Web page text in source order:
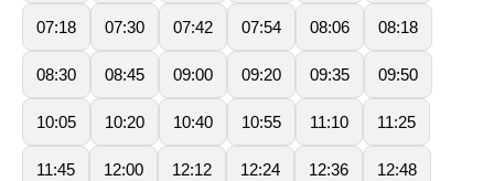
07:18 07:30 07:42 07:54 08:06 08:18
08:30 08:45 09:00 09:20 09:35 09:50
10:05 10:20 10:40 10:55 11:10 11:25
11:45 12:00 12:12 12:24 12:36 12:48